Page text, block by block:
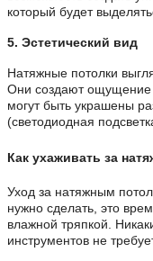
который будет
5. Эстетический вид
Натяжные потолки
Они создают ощущение
могут быть украшены
(светодиодная
Как ухаживать за
Уход за натяжным
нужно сделать, это
влажной тряпкой.
инструментов не